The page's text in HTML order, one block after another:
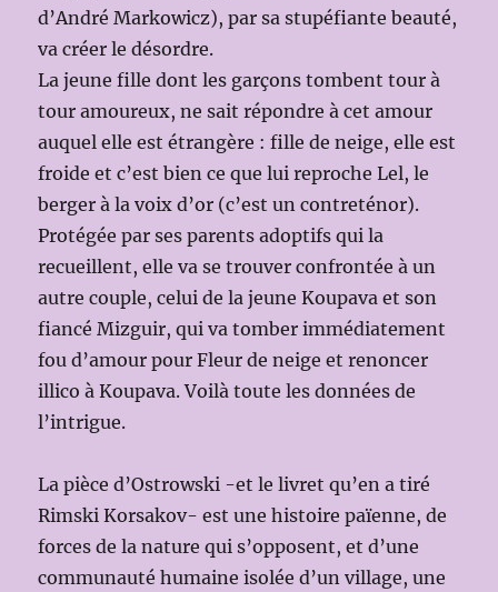
d’André Markowicz), par sa stupéfiante beauté,
va créer le désordre.
La jeune fille dont les garçons tombent tour à
tour amoureux, ne sait répondre à cet amour
auquel elle est étrangère : fille de neige, elle est
froide et c’est bien ce que lui reproche Lel, le
berger à la voix d’or (c’est un contreténor).
Protégée par ses parents adoptifs qui la
recueillent, elle va se trouver confrontée à un
autre couple, celui de la jeune Koupava et son
fiancé Mizguir, qui va tomber immédiatement
fou d’amour pour Fleur de neige et renoncer
illico à Koupava. Voilà toute les données de
l’intrigue.
La pièce d’Ostrowski -et le livret qu’en a tiré
Rimski Korsakov- est une histoire païenne, de
forces de la nature qui s’opposent, et d’une
communauté humaine isolée d’un village, une